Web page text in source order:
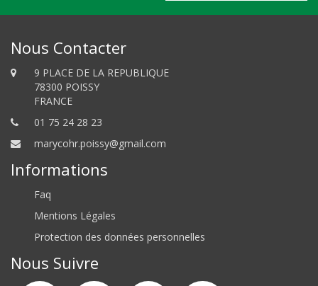
Nous Contacter
9 PLACE DE LA REPUBLIQUE
78300 POISSY
FRANCE
01 75 24 28 23
marycohr.poissy@gmail.com
Informations
Faq
Mentions Légales
Protection des données personnelles
Nous Suivre